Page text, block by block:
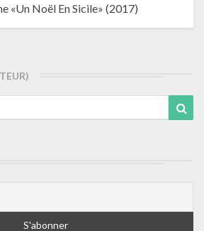
«Un Noël En Sicile» (2017)